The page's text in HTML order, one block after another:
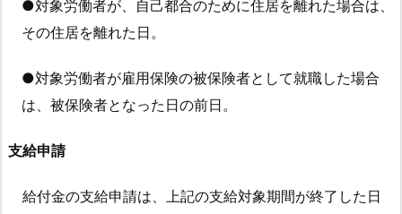
●対象労働者が、自己都合のために住居を離れた場合は、
その住居を離れた日。
●対象労働者が雇用保険の被保険者として就職した場合
は、被保険者となった日の前日。
支給申請
給付金の支給申請は、上記の支給対象期間が終了した日